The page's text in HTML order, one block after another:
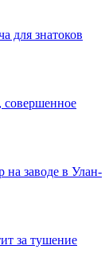
для знатоков
совершенное
заводе в Улан-
за тушение